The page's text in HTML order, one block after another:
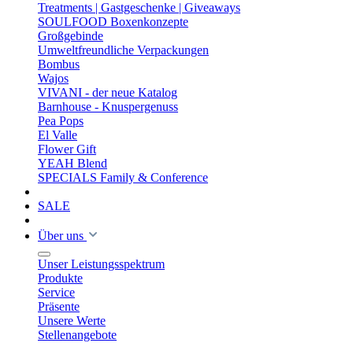
Treatments | Gastgeschenke | Giveaways
SOULFOOD Boxenkonzepte
Großgebinde
Umweltfreundliche Verpackungen
Bombus
Wajos
VIVANI - der neue Katalog
Barnhouse - Knuspergenuss
Pea Pops
El Valle
Flower Gift
YEAH Blend
SPECIALS Family & Conference
SALE
Über uns
Unser Leistungsspektrum
Produkte
Service
Präsente
Unsere Werte
Stellenangebote